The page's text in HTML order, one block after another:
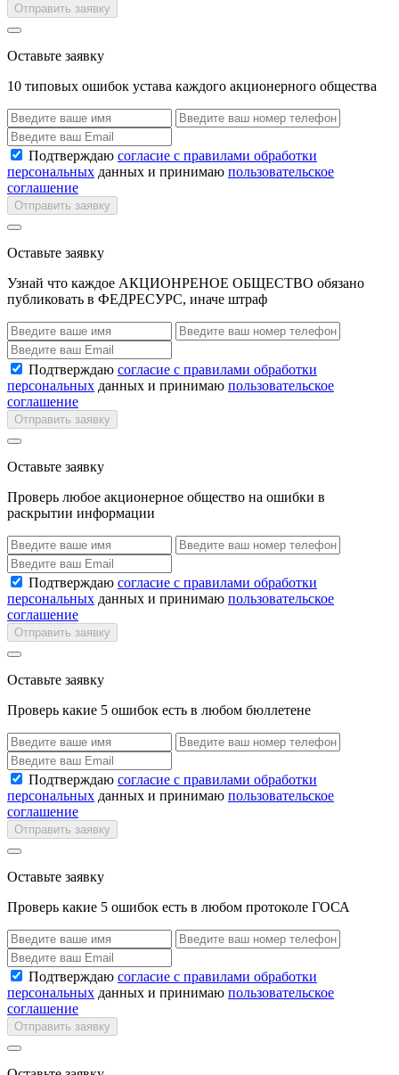
Отправить заявку
Оставьте заявку
10 типовых ошибок устава каждого акционерного общества
Подтверждаю согласие с правилами обработки
персональных данных и принимаю пользовательское
соглашение
Отправить заявку
Оставьте заявку
Узнай что каждое АКЦИОНРЕНОЕ ОБЩЕСТВО обязано
публиковать в ФЕДРЕСУРС, иначе штраф
Подтверждаю согласие с правилами обработки
персональных данных и принимаю пользовательское
соглашение
Отправить заявку
Оставьте заявку
Проверь любое акционерное общество на ошибки в
раскрытии информации
Подтверждаю согласие с правилами обработки
персональных данных и принимаю пользовательское
соглашение
Отправить заявку
Оставьте заявку
Проверь какие 5 ошибок есть в любом бюллетене
Подтверждаю согласие с правилами обработки
персональных данных и принимаю пользовательское
соглашение
Отправить заявку
Оставьте заявку
Проверь какие 5 ошибок есть в любом протоколе ГОСА
Подтверждаю согласие с правилами обработки
персональных данных и принимаю пользовательское
соглашение
Отправить заявку